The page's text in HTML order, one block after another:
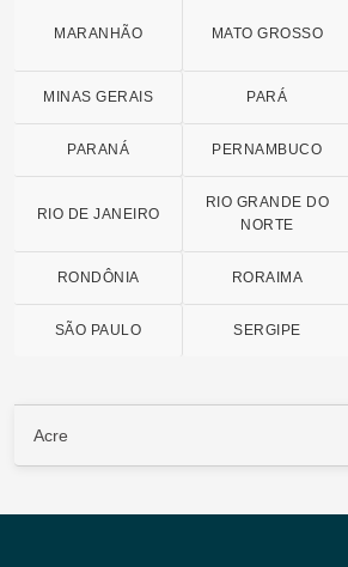
MARANHÃO MATO GROSSO
MINAS GERAIS PARÁ
PARANÁ PERNAMBUCO
RIO DE JANEIRO
RIO GRANDE DO
NORTE
RONDÔNIA RORAIMA
SÃO PAULO SERGIPE
Acre